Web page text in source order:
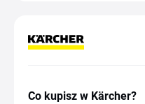
Co kupisz w Kärcher?